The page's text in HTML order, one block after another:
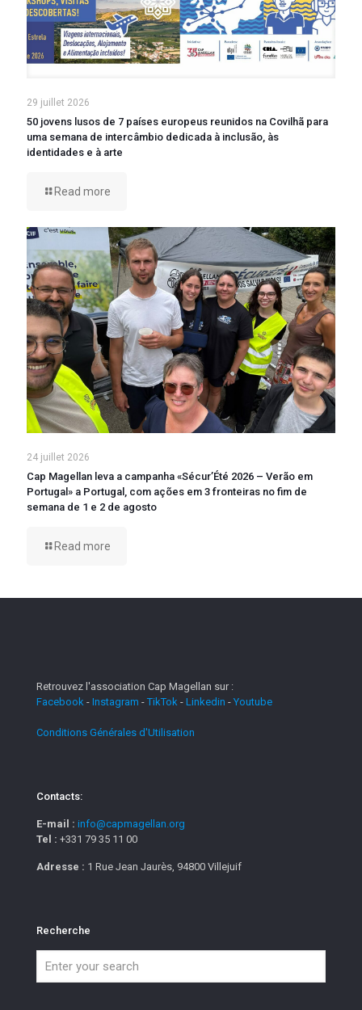
29 juillet 2026
50 jovens lusos de 7 países europeus reunidos na Covilhã para
uma semana de intercâmbio dedicada à inclusão, às
identidades e à arte
Read more
24 juillet 2026
Cap Magellan leva a campanha «Sécur’Été 2026 – Verão em
Portugal» a Portugal, com ações em 3 fronteiras no fim de
semana de 1 e 2 de agosto
Read more
Retrouvez l'association Cap Magellan sur :
Facebook - Instagram -TikTok - Linkedin - Youtube
Conditions Générales d'Utilisation
Contacts:
E-mail : info@capmagellan.org
Tel : +331 79 35 11 00
Adresse : 1 Rue Jean Jaurès, 94800 Villejuif
Recherche